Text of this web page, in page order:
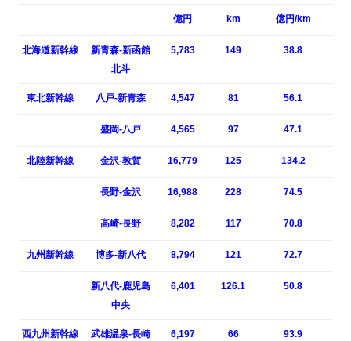
億円 km 億円/km
北海道新幹線
新青森-新函館
北斗
5,783 149 38.8
東北新幹線 八戸-新青森 4,547 81 56.1
盛岡-八戸 4,565 97 47.1
北陸新幹線 金沢-敦賀 16,779 125 134.2
長野-金沢 16,988 228 74.5
高崎-長野 8,282 117 70.8
九州新幹線 博多-新八代 8,794 121 72.7
新八代-鹿児島
中央
6,401 126.1 50.8
西九州新幹線 武雄温泉-長崎 6,197 66 93.9